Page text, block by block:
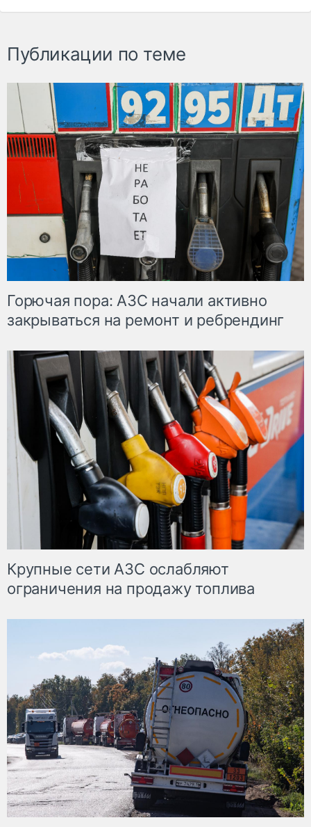
Публикации по теме
Горючая пора: АЗС начали активно
закрываться на ремонт и ребрендинг
Крупные сети АЗС ослабляют
ограничения на продажу топлива